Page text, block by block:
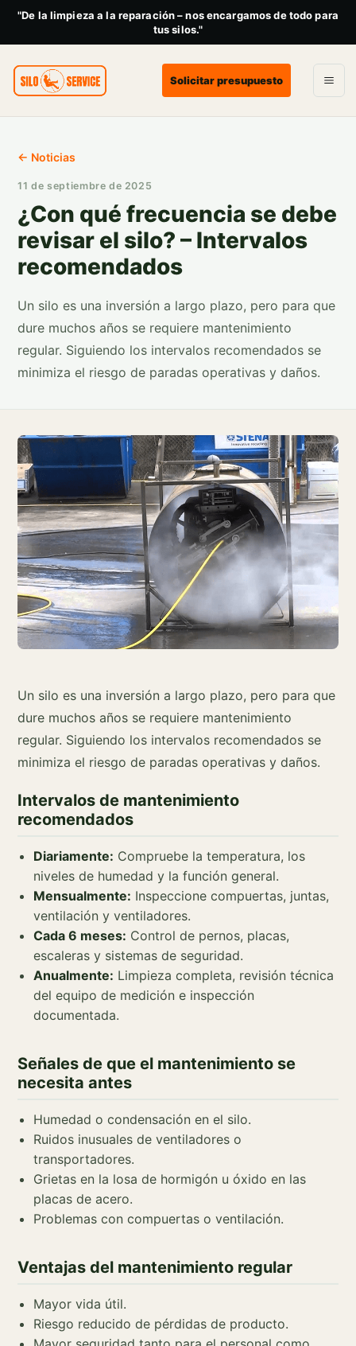
"De la limpieza a la reparación – nos encargamos de todo para
tus silos."
Solicitar presupuesto
← Noticias
11 de septiembre de 2025
¿Con qué frecuencia se debe
revisar el silo? – Intervalos
recomendados
Un silo es una inversión a largo plazo, pero para que
dure muchos años se requiere mantenimiento
regular. Siguiendo los intervalos recomendados se
minimiza el riesgo de paradas operativas y daños.
Un silo es una inversión a largo plazo, pero para que
dure muchos años se requiere mantenimiento
regular. Siguiendo los intervalos recomendados se
minimiza el riesgo de paradas operativas y daños.
Intervalos de mantenimiento
recomendados
Diariamente: Compruebe la temperatura, los
niveles de humedad y la función general.
Mensualmente: Inspeccione compuertas, juntas,
ventilación y ventiladores.
Cada 6 meses: Control de pernos, placas,
escaleras y sistemas de seguridad.
Anualmente: Limpieza completa, revisión técnica
del equipo de medición e inspección
documentada.
Señales de que el mantenimiento se
necesita antes
Humedad o condensación en el silo.
Ruidos inusuales de ventiladores o
transportadores.
Grietas en la losa de hormigón u óxido en las
placas de acero.
Problemas con compuertas o ventilación.
Ventajas del mantenimiento regular
Mayor vida útil.
Riesgo reducido de pérdidas de producto.